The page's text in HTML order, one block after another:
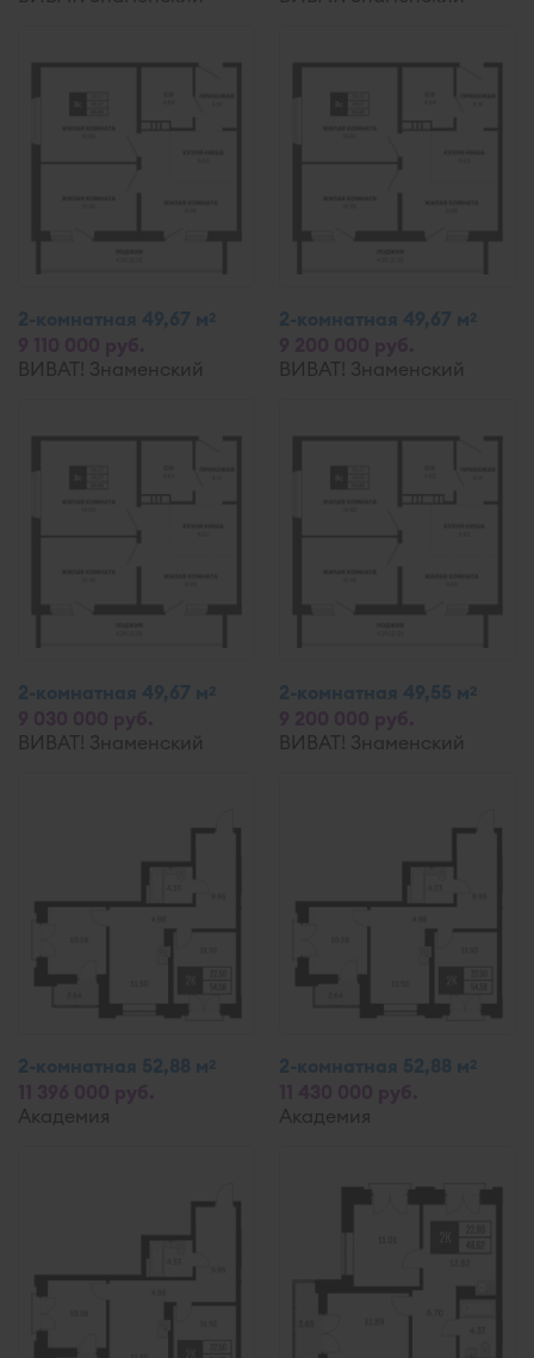
2-комнатная 49,67 м2
ВИВАТ! Знаменский
2-комнатная 49,67 м2
ВИВАТ! Знаменский
2-комнатная 49,67 м2
ВИВАТ! Знаменский
2-комнатная 49,55 м2
ВИВАТ! Знаменский
2-комнатная 52,88 м2
Академия
2-комнатная 52,88 м2
Академия